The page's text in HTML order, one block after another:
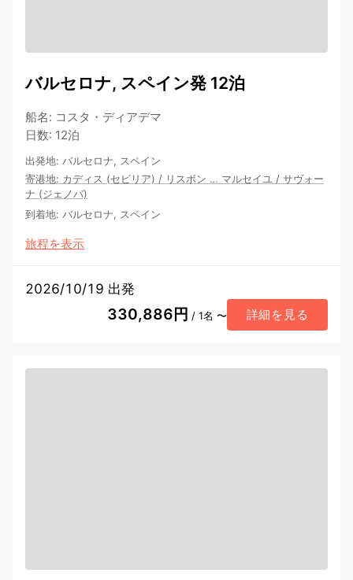
バルセロナ, スペイン発 12泊
船名: コスタ・ディアデマ
日数: 12泊
出発地: バルセロナ, スペイン
寄港地: カディス (セビリア) / リスボン … マルセイユ / サヴォー
ナ (ジェノバ)
到着地: バルセロナ, スペイン
旅程を表示
2026/10/19 出発
330,886円 / 1名 〜 詳細を見る